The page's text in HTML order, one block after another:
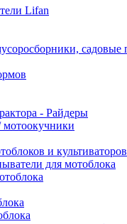
Lifan
cадовые
- Райдеры
и культиваторов
для мотоблока